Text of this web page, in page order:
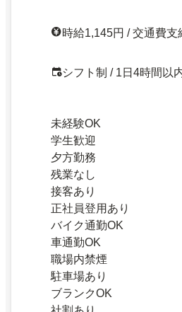
時給1,145円 / 交通費支
シフト制 / 1日4時間以
未経験OK
学生歓迎
夕方勤務
残業なし
接客あり
正社員登用あり
バイク通勤OK
車通勤OK
職場内禁煙
駐車場あり
ブランクOK